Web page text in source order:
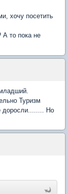
хочу посетить
А то пока не
Туризм
доросли........ Но